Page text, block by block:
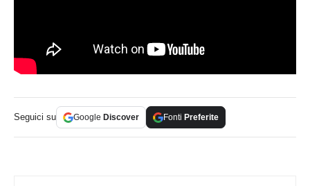
Seguici su Google Discover Fonti Preferite